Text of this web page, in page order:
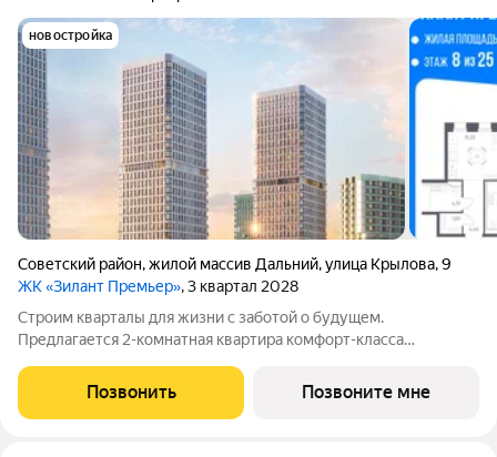
новостройка
Советский район,жилой массив Дальний,улица Крылова,9
ЖК «Зилант Премьер», 3 квартал 2028
Строим кварталы для жизни с заботой о будущем.
Предлагается 2-комнатная квартира комфорт-класса
8-м этаже, в жилом комплексе "Зилант Премьер".Отделка по
вашему желанию: предчистовая, готовая
Позвонить Позвоните мне